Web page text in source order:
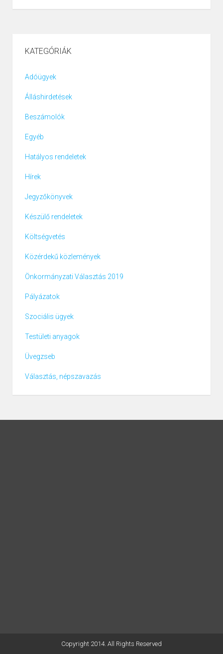
KATEGÓRIÁK
Adóügyek
Álláshirdetések
Beszámolók
Egyéb
Hatályos rendeletek
Hírek
Jegyzőkönyvek
Készülő rendeletek
Költségvetés
Közérdekű közlemények
Önkormányzati Választás 2019
Pályázatok
Szociális ügyek
Testületi anyagok
Üvegzseb
Választás, népszavazás
Copyright 2014. All Rights Reserved